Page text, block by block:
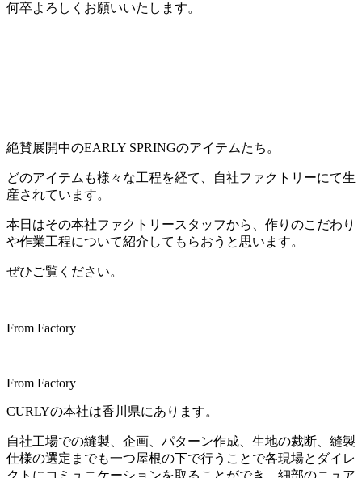
何卒よろしくお願いいたします。
絶賛展開中のEARLY SPRINGのアイテムたち。
どのアイテムも様々な工程を経て、自社ファクトリーにて生
産されています。
本日はその本社ファクトリースタッフから、作りのこだわり
や作業工程について紹介してもらおうと思います。
ぜひご覧ください。
From Factory
From Factory
CURLYの本社は香川県にあります。
自社工場での縫製、企画、パターン作成、生地の裁断、縫製
仕様の選定までも一つ屋根の下で行うことで各現場とダイレ